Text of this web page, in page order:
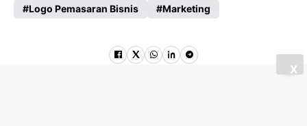
Logo Pemasaran Bisnis
Marketing
X